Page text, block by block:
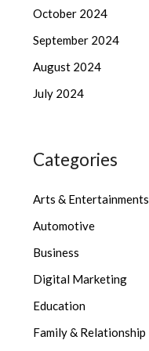
October 2024
September 2024
August 2024
July 2024
Categories
Arts & Entertainments
Automotive
Business
Digital Marketing
Education
Family & Relationship